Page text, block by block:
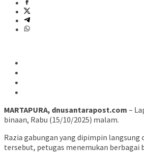
MARTAPURA, dnusantarapost.com –
binaan, Rabu (15/10/2025) malam.
Razia gabungan yang dipimpin
tersebut, petugas menemukan berbagai